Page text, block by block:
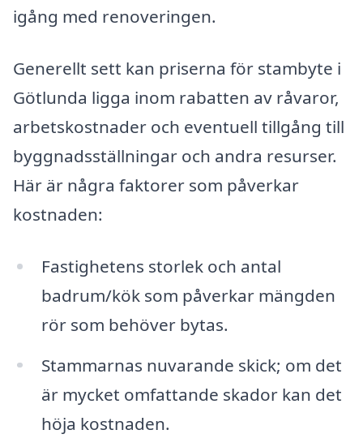
igång med renoveringen.
Generellt sett kan priserna för stambyte i
Götlunda ligga inom rabatten av råvaror,
arbetskostnader och eventuell tillgång till
byggnadsställningar och andra resurser.
Här är några faktorer som påverkar
kostnaden:
Fastighetens storlek och antal
badrum/kök som påverkar mängden
rör som behöver bytas.
Stammarnas nuvarande skick; om det
är mycket omfattande skador kan det
höja kostnaden.